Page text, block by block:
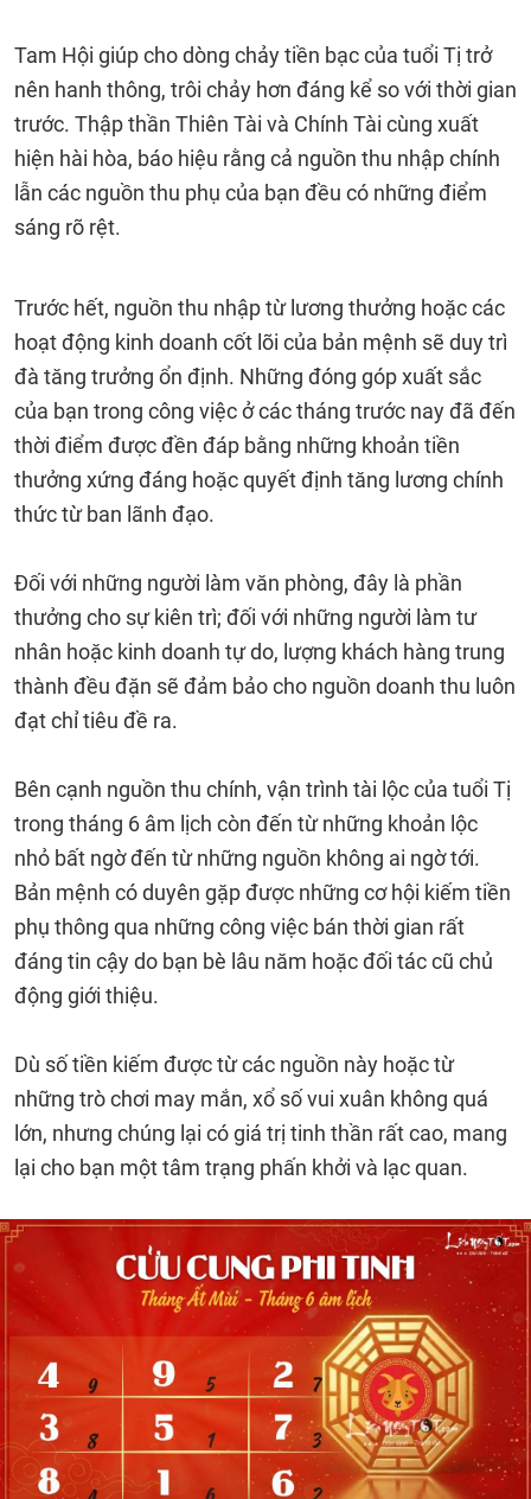
Tam Hội giúp cho dòng chảy tiền bạc của tuổi Tị trở
nên hanh thông, trôi chảy hơn đáng kể so với thời gian
trước. Thập thần Thiên Tài và Chính Tài cùng xuất
hiện hài hòa, báo hiệu rằng cả nguồn thu nhập chính
lẫn các nguồn thu phụ của bạn đều có những điểm
sáng rõ rệt.
Trước hết, nguồn thu nhập từ lương thưởng hoặc các
hoạt động kinh doanh cốt lõi của bản mệnh sẽ duy trì
đà tăng trưởng ổn định. Những đóng góp xuất sắc
của bạn trong công việc ở các tháng trước nay đã đến
thời điểm được đền đáp bằng những khoản tiền
thưởng xứng đáng hoặc quyết định tăng lương chính
thức từ ban lãnh đạo.
Đối với những người làm văn phòng, đây là phần
thưởng cho sự kiên trì; đối với những người làm tư
nhân hoặc kinh doanh tự do, lượng khách hàng trung
thành đều đặn sẽ đảm bảo cho nguồn doanh thu luôn
đạt chỉ tiêu đề ra.
Bên cạnh nguồn thu chính, vận trình tài lộc của tuổi Tị
trong tháng 6 âm lịch còn đến từ những khoản lộc
nhỏ bất ngờ đến từ những nguồn không ai ngờ tới.
Bản mệnh có duyên gặp được những cơ hội kiếm tiền
phụ thông qua những công việc bán thời gian rất
đáng tin cậy do bạn bè lâu năm hoặc đối tác cũ chủ
động giới thiệu.
Dù số tiền kiếm được từ các nguồn này hoặc từ
những trò chơi may mắn, xổ số vui xuân không quá
lớn, nhưng chúng lại có giá trị tinh thần rất cao, mang
lại cho bạn một tâm trạng phấn khởi và lạc quan.